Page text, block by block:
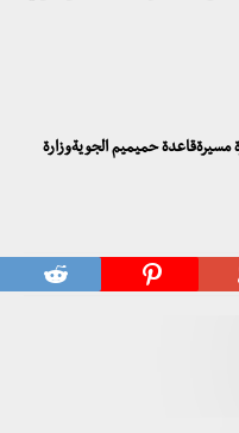
مسيرةقاعدة حميميم الجويةوزارة